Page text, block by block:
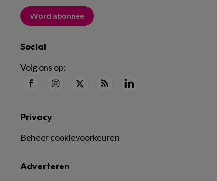
Word abonnee
Social
Volg ons op:
Adverteren
Privacy
Beheer cookievoorkeuren